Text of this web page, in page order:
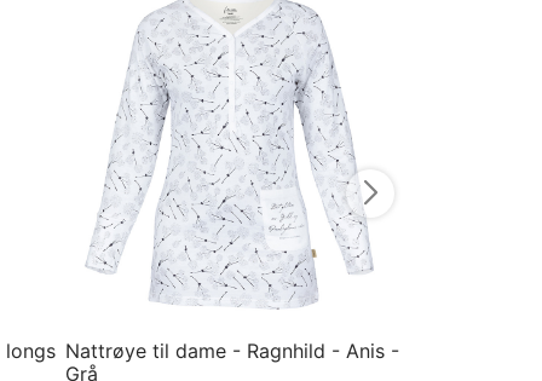
longs Nattrøye til dame - Ragnhild - Anis -
Grå